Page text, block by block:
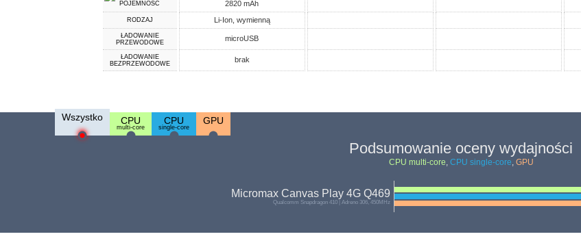
POJEMNOŚĆ 2820 mAh
RODZAJ Li-Ion, wymienną
ŁADOWANIE
PRZEWODOWE
microUSB
ŁADOWANIE
BEZPRZEWODOWE
brak
Wszystko CPU
multi-core
CPU
single-core
GPU
Podsumowanie oceny wydajności
CPU multi-core, CPU single-core, GPU
Micromax Canvas Play 4G Q469
Qualcomm Snapdragon 410 | Adreno 306, 450MHz